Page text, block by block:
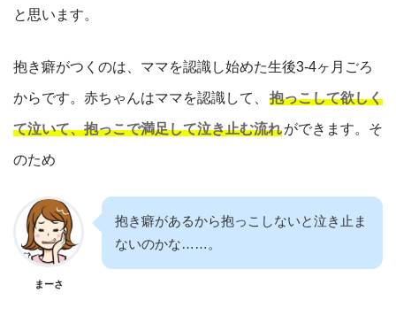
と思います。
抱き癖がつくのは、ママを認識し始めた生後3-4ヶ月ごろ
からです。赤ちゃんはママを認識して、 抱っこして欲しく
て泣いて、抱っこで満足して泣き止む流れができます。そ
のため
まーさ
抱き癖があるから抱っこしないと泣き止ま
ないのかな……。